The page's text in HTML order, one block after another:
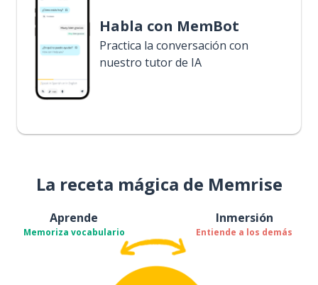
Habla con MemBot
Practica la conversación con
nuestro tutor de IA
La receta mágica de Memrise
Aprende
Memoriza vocabulario
Inmersión
Entiende a los demás